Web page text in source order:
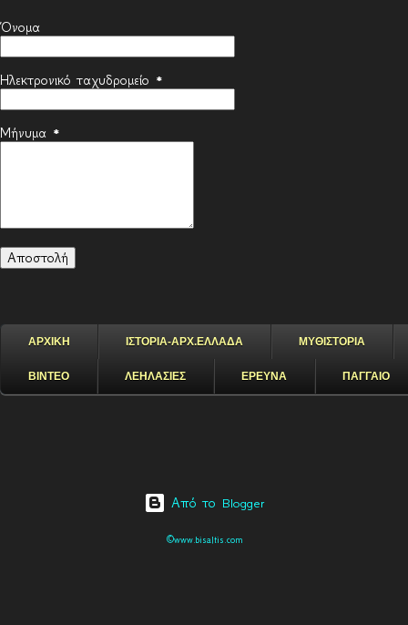
Όνομα
Ηλεκτρονικό ταχυδρομείο *
Μήνυμα *
ΑΡΧΙΚΗ ΙΣΤΟΡΙΑ-ΑΡΧ.ΕΛΛΑΔΑ ΜΥΘΙΣΤΟΡΙΑ
ΒΙΝΤΕΟ ΛΕΗΛΑΣΙΕΣ ΕΡΕΥΝΑ ΠΑΓΓΑΙΟ
Από το Blogger
©www.bisaltis.com